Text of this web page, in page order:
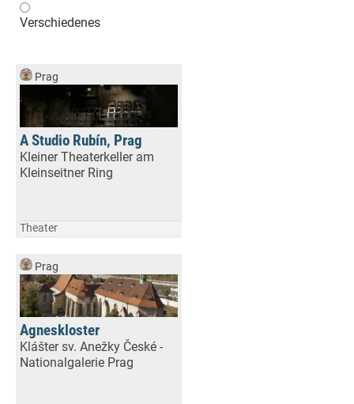
Verschiedenes
Prag
A Studio Rubín, Prag
Kleiner Theaterkeller am
Kleinseitner Ring
Theater
Prag
Agneskloster
Klášter sv. Anežky České -
Nationalgalerie Prag